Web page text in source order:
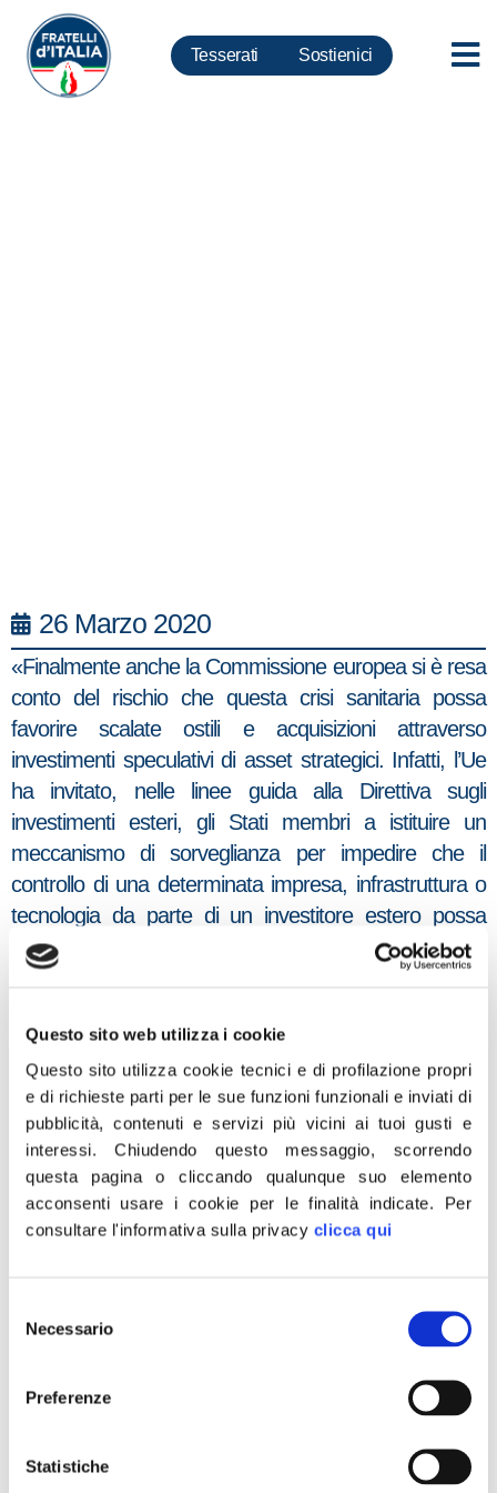
Questo sito web utilizza i cookie
Questo sito utilizza cookie tecnici e di profilazione propri
e di richieste parti per le sue funzioni funzionali e inviati di
pubblicità, contenuti e servizi più vicini ai tuoi gusti e
interessi.Chiudendo questo messaggio, scorrendo
questa pagina o cliccando qualunque suo elemento
acconsenti usare i cookie per le finalità indicate. Per
consultare l'informativa sulla privacy clicca qui
delNecessario
Preferenze
Statistiche
Tesserati Sostienici
26 Marzo 2020
«Finalmente anche la Commissione europea si è resa
conto del rischio che questa crisi sanitaria possa
favorire scalate ostili e acquisizioni attraverso
investimenti speculativi di asset strategici. Infatti, l’Ue
ha invitato, nelle linee guida alla Direttiva sugli
investimenti esteri, gli Stati membri a istituire un
meccanismo di sorveglianza per impedire che il
controllo di una determinata impresa, infrastruttura o
tecnologia da parte di un investitore estero possa
comportare un rischio per la sicurezza o l’ordine
pubblico nell’Ue. Per una volta l’Europa si è mossa
indicato con chiarezza da tempo al Governo affinché
fosse introdotto uno scudo più ampio e più efficace a
difesa delle nostre aziende, con la estensione della
golden power e il potenziamento dell’intelligence
economica. A tal proposito già il 4 marzo abbiamo
depositato un disegno di legge in Senato, a prima
firma del senatore Urso, per rafforzare la tutela degli
presentato un pacchetto di emendamenti al decreto
“Cura Italia” al fine di estendere il golden power a
banche, assicurazioni, aziende farmaceutiche e di
tecnologia ospedaliera e in via eccezionale e
temporanea anche ai soggetti dell’Unione Europea.
Ora mi auguro che su questo sia possibile aprire un